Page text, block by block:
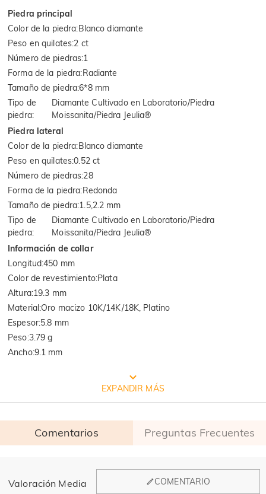
Piedra principal
Color de la piedra:Blanco diamante
Peso en quilates:2 ct
Número de piedras:1
Forma de la piedra:Radiante
Tamaño de piedra:6*8 mm
Tipo de
piedra:
Diamante Cultivado en Laboratorio/Piedra
Moissanita/Piedra Jeulia®
Piedra lateral
Color de la piedra:Blanco diamante
Peso en quilates:0.52 ct
Número de piedras:28
Forma de la piedra:Redonda
Tamaño de piedra:1.5,2.2 mm
Tipo de
piedra:
Diamante Cultivado en Laboratorio/Piedra
Moissanita/Piedra Jeulia®
Información de collar
Longitud:450 mm
Color de revestimiento:Plata
Altura:19.3 mm
Material:Oro macizo 10K/14K/18K, Platino
Espesor:5.8 mm
Peso:3.79 g
Ancho:9.1 mm
EMBALAJE JEULIA GRATIS
EXPANDIR MÁS
Comentarios Preguntas Frecuentes
Valoración Media COMENTARIO
General